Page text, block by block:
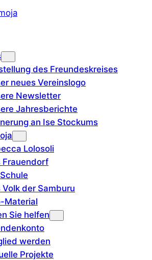
des Freundeskreises
neues Vereinslogo
Newsletter
Jahresberichte
an Ise Stockums
Lolosoli
Frauendorf
Volk der Samburu
Material
Sie helfen
werden
Projekte